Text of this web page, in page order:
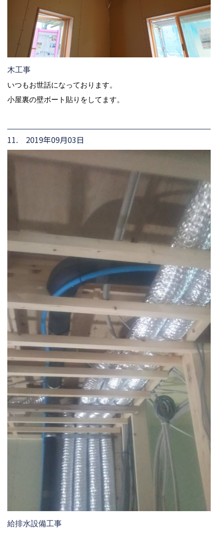
木工事
いつもお世話になっております。
小屋裏の壁ボート貼りをしてます。
11. 2019年09月03日
給排水設備工事